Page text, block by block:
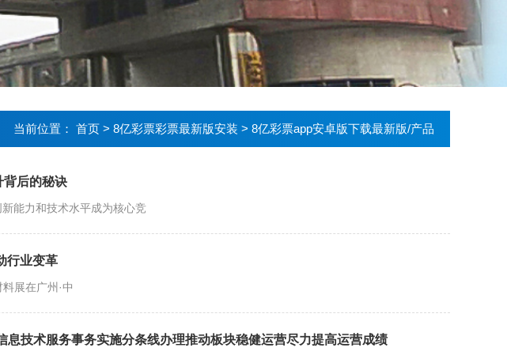
当前位置： 首页 > 8亿彩票彩票最新版安装 > 8亿彩票app安卓版下载最新版/产品
背后的秘诀
能力和技术水平成为核心竞
行业变革
展在广州·中
技术服务事务实施分条线办理推动板块稳健运营尽力提高运营成绩